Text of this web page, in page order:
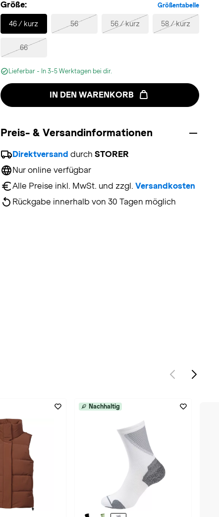
Größe: Größentabelle
46 / kurz
Selected
56 56 / kurz 58 / kurz
66
Lieferbar - In 3-5 Werktagen bei dir.
IN DEN WARENKORB
Preis- & Versandinformationen
Direktversand durch STORER
Nur online verfügbar
Alle Preise inkl. MwSt. und zzgl. Versandkosten
Rückgabe innerhalb von 30 Tagen möglich
Nachhaltig